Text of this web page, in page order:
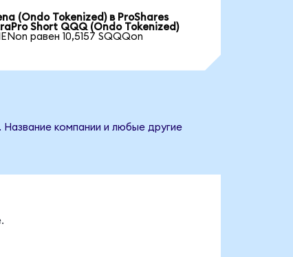
(Ondo Tokenized) в ProShares
Short QQQ (Ondo Tokenized)
равен 10,5157 SQQQon
компании и любые другие